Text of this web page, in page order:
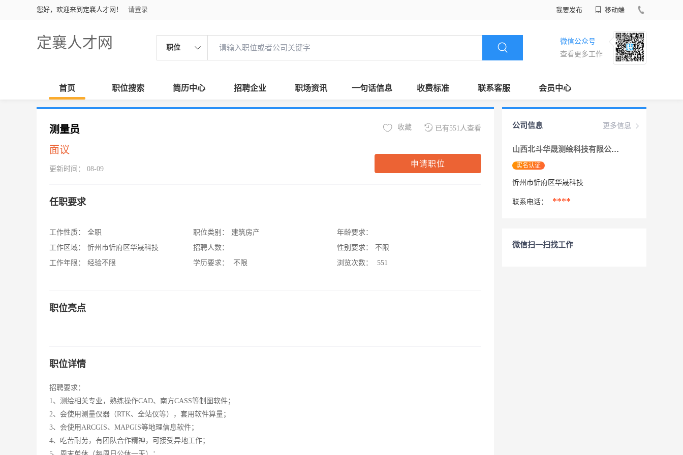
您好，欢迎来到定襄人才网！ 请登录 我要发布 移动端
定襄人才网 职位
微信公众号
查看更多工作
首页 职位搜索 简历中心 招聘企业 职场资讯 一句话信息 收费标准 联系客服 会员中心
测量员
面议
更新时间： 08-09
已有551人查看
收藏
申请职位
任职要求
工作性质：
全职
工作区域：
忻州市忻府区华晟科技
工作年限：
经验不限
职位类别：
建筑房产
招聘人数：
学历要求：
不限
年龄要求：
性别要求：
不限
浏览次数：
551
职位亮点
职位详情
招聘要求：
1、测绘相关专业，熟练操作CAD、南方CASS等制图软件；
2、会使用测量仪器（RTK、全站仪等），套用软件算量；
3、会使用ARCGIS、MAPGIS等地理信息软件；
4、吃苦耐劳，有团队合作精神，可接受异地工作；
更多信息
公司信息
山西北斗华晟测绘科技有限公司
实名认证
忻州市忻府区华晟科技
联系电话： ****
微信扫一扫找工作